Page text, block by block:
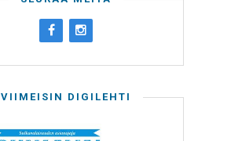
VIIMEISIN DIGILEHTI